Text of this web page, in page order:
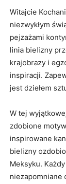
Witajcie
niezwykłym
⁢pejzażami
linia bielizny
krajobrazy i
inspiracji.
jest​ dziełem⁢
W tej
zdobione
inspirowane
bielizny
Meksyku.
niezapomniane